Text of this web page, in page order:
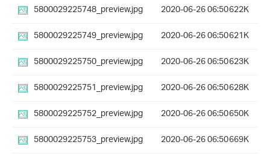
5800029225748_preview.jpg
2020-06-26 06:50622K
5800029225749_preview.jpg
2020-06-26 06:50621K
5800029225750_preview.jpg
2020-06-26 06:50623K
5800029225751_preview.jpg
2020-06-26 06:50628K
5800029225752_preview.jpg
2020-06-26 06:50650K
5800029225753_preview.jpg
2020-06-26 06:50669K